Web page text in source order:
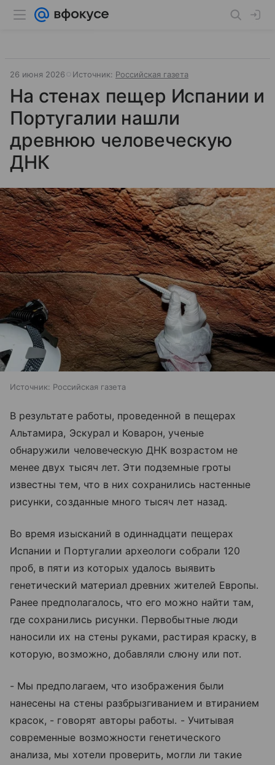
26 июня 2026 Источник: Российская газета
На стенах пещер Испании и
Португалии нашли
древнюю человеческую
ДНК
Источник: Российская газета
В результате работы, проведенной в пещерах
Альтамира, Эскурал и Коварон, ученые
обнаружили человеческую ДНК возрастом не
менее двух тысяч лет. Эти подземные гроты
известны тем, что в них сохранились настенные
рисунки, созданные много тысяч лет назад.
Во время изысканий в одиннадцати пещерах
Испании и Португалии археологи собрали 120
проб, в пяти из которых удалось выявить
генетический материал древних жителей Европы.
Ранее предполагалось, что его можно найти там,
где сохранились рисунки. Первобытные люди
наносили их на стены руками, растирая краску, в
которую, возможно, добавляли слюну или пот.
- Мы предполагаем, что изображения были
нанесены на стены разбрызгиванием и втиранием
красок, - говорят авторы работы. - Учитывая
современные возможности генетического
анализа, мы хотели проверить, могли ли такие